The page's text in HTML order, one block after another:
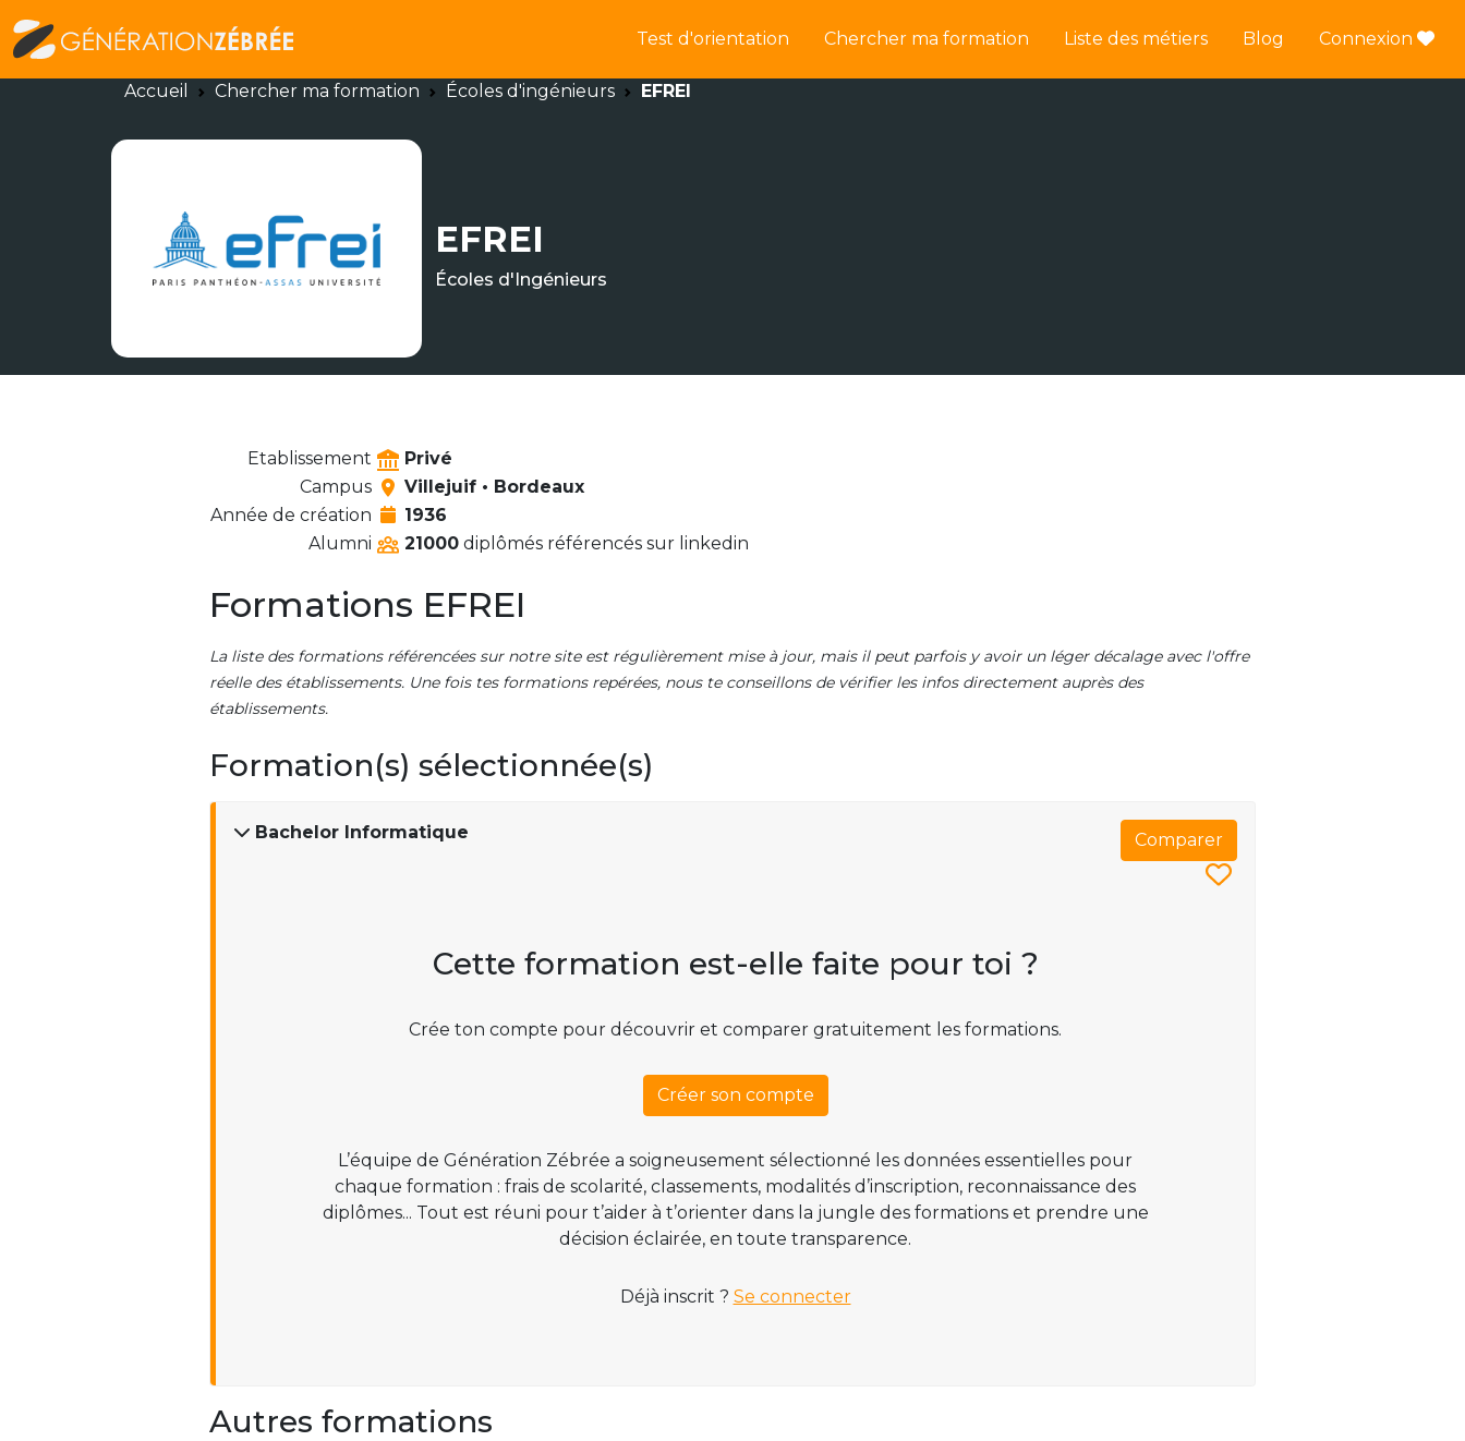
Test d'orientation Chercher ma formation Liste des métiers Blog Connexion
Accueil Chercher ma formation Écoles d'ingénieurs EFREI
EFREI
Écoles d'Ingénieurs
Etablissement
Privé
Campus
Villejuif • Bordeaux
Année de création
1936
Alumni
21000 diplômés référencés sur linkedin
Formations EFREI
La liste des formations référencées sur notre site est régulièrement mise à jour, mais il peut parfois y avoir un léger décalage avec l'offre
réelle des établissements. Une fois tes formations repérées, nous te conseillons de vérifier les infos directement auprès des
établissements.
Formation(s) sélectionnée(s)
Bachelor Informatique Comparer
Cette formation est-elle faite pour toi ?
Crée ton compte pour découvrir et comparer gratuitement les formations.
Créer son compte
L’équipe de Génération Zébrée a soigneusement sélectionné les données essentielles pour
chaque formation : frais de scolarité, classements, modalités d’inscription, reconnaissance des
diplômes... Tout est réuni pour t’aider à t’orienter dans la jungle des formations et prendre une
décision éclairée, en toute transparence.
Déjà inscrit ? Se connecter
Autres formations